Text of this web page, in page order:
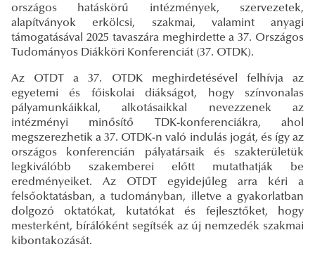
országos hatáskörű intézmények, szervezetek,
alapítványok erkölcsi, szakmai, valamint anyagi
támogatásával 2025 tavaszára meghirdette a 37. Országos
Tudományos Diákköri Konferenciát (37. OTDK).
Az OTDT a 37. OTDK meghirdetésével felhívja az
egyetemi és főiskolai diákságot, hogy színvonalas
pályamunkáikkal, alkotásaikkal nevezzenek az
intézményi minősítő TDK-konferenciákra, ahol
megszerezhetik a 37. OTDK-n való indulás jogát, és így az
országos konferencián pályatársaik és szakterületük
legkiválóbb szakemberei előtt mutathatják be
eredményeiket. Az OTDT egyidejűleg arra kéri a
felsőoktatásban, a tudományban, illetve a gyakorlatban
dolgozó oktatókat, kutatókat és fejlesztőket, hogy
mesterként, bírálóként segítsék az új nemzedék szakmai
kibontakozását.